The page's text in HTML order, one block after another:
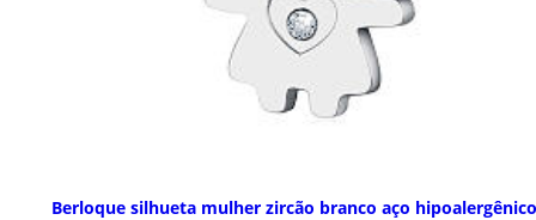
Berloque silhueta mulher zircão branco aço hipoalergênico